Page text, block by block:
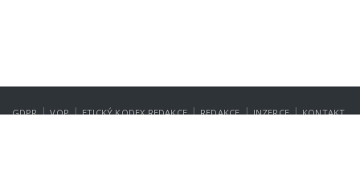
GDPR | VOP | ETICKÝ KODEX REDAKCE | REDAKCE | INZERCE | KONTAKT